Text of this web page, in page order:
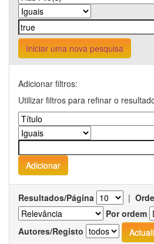
Iniciar uma nova pesquisa
Adicionar filtros:
Utilizar filtros para refinar o
Resultados/Página |
Por ordem
Autores/Registo